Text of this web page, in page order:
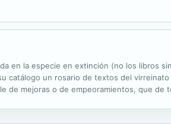
en la especie en extinción (no los libros
catálogo un rosario de textos del
de mejoras o de empeoramientos, que